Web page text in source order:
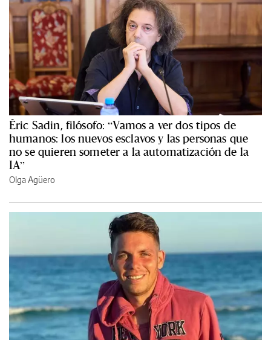
Èric Sadin, filósofo: “Vamos a ver dos tipos de
humanos: los nuevos esclavos y las personas que
no se quieren someter a la automatización de la
IA”
Olga Agüero